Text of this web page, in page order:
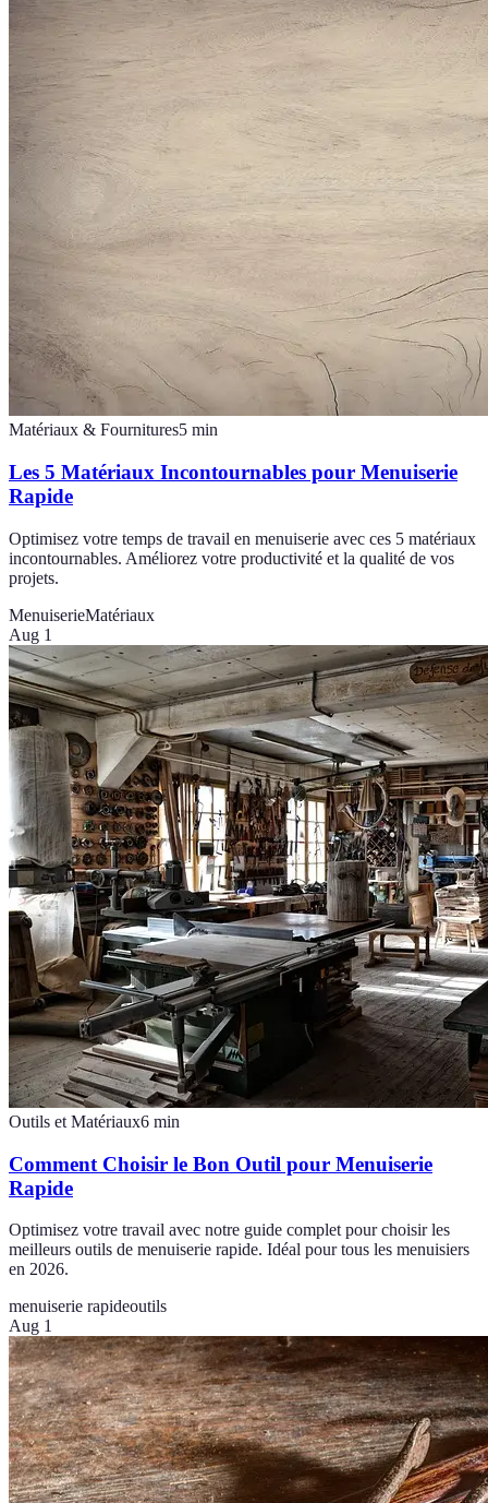
Matériaux & Fournitures5 min
Les 5 Matériaux Incontournables pour Menuiserie
Rapide
Optimisez votre temps de travail en menuiserie avec ces 5 matériaux
incontournables. Améliorez votre productivité et la qualité de vos
projets.
MenuiserieMatériaux
Aug 1
Outils et Matériaux6 min
Comment Choisir le Bon Outil pour Menuiserie
Rapide
Optimisez votre travail avec notre guide complet pour choisir les
meilleurs outils de menuiserie rapide. Idéal pour tous les menuisiers
en 2026.
menuiserie rapideoutils
Aug 1